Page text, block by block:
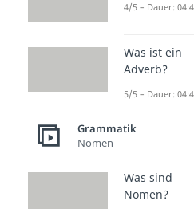
4/5 – Dauer:
Was ist ein
Adverb?
5/5 – Dauer:
Grammatik
Nomen
Was sind
Nomen?